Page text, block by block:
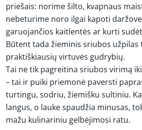
priešais: norime šilto, kvapnaus
nebeturime noro ilgai kapoti
garuojančios kaitlentės ar kurti
Būtent tada žieminis sriubos užpilas
praktiškiausių virtuvės gudrybių.
Tai ne tik pagreitina sriubos virimą
– tai ir puiki priemonė paversti
turtingu, sodriu, žiemišku sultiniu.
langus, o lauke spaudžia minusas,
mažu kulinariniu gelbėjimosi ratu.